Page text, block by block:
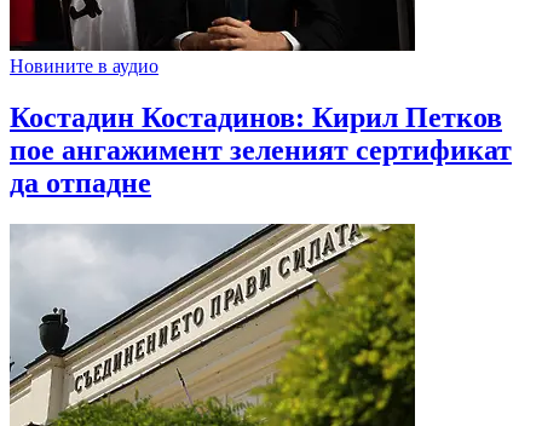
Новините в аудио
Костадин Костадинов: Кирил Петков
пое ангажимент зеленият сертификат
да отпадне